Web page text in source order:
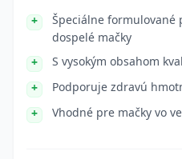
Špeciálne formulované
dospelé mačky
S vysokým obsahom
Podporuje zdravú
Vhodné pre mačky vo